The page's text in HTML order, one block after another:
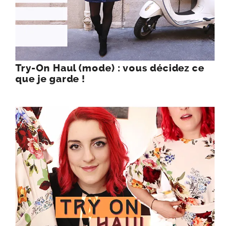
Try-On Haul (mode) : vous décidez ce
que je garde !